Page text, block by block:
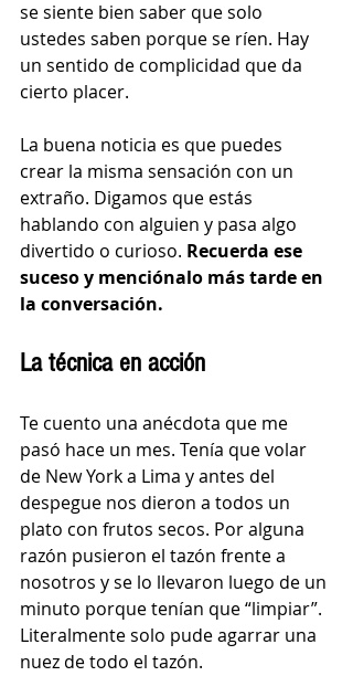
se siente bien saber que solo
ustedes saben porque se ríen. Hay
un sentido de complicidad que da
cierto placer.
La buena noticia es que puedes
crear la misma sensación con un
extraño. Digamos que estás
hablando con alguien y pasa algo
divertido o curioso. Recuerda ese
suceso y menciónalo más tarde en
la conversación.
La técnica en acción
Te cuento una anécdota que me
pasó hace un mes. Tenía que volar
de New York a Lima y antes del
despegue nos dieron a todos un
plato con frutos secos. Por alguna
razón pusieron el tazón frente a
nosotros y se lo llevaron luego de un
minuto porque tenían que “limpiar”.
Literalmente solo pude agarrar una
nuez de todo el tazón.